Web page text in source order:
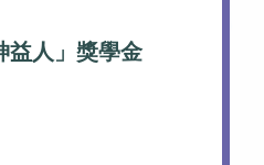
益人」獎學金